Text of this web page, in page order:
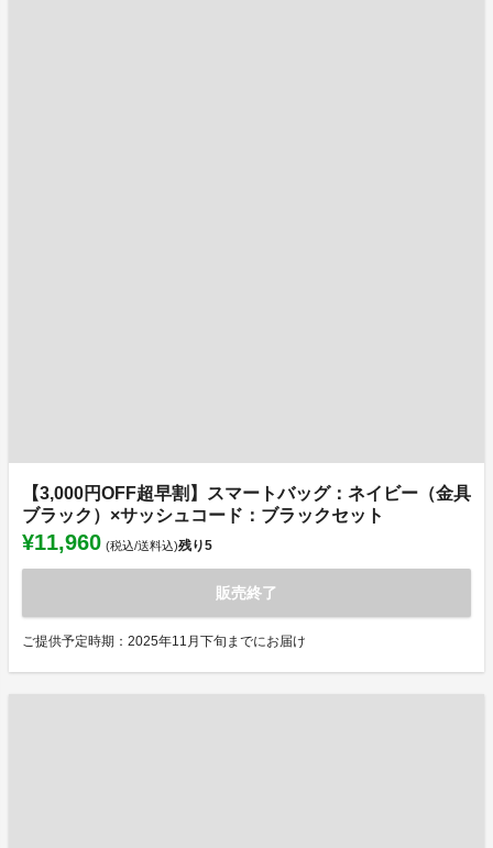
【3,000円OFF超早割】スマートバッグ：ネイビー（金具
ブラック）×サッシュコード：ブラックセット
¥11,960 (税込/送料込)残り5
販売終了
ご提供予定時期：2025年11月下旬までにお届け